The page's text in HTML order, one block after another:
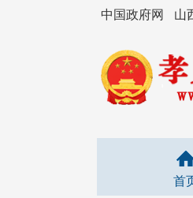
中国政府网 山
首